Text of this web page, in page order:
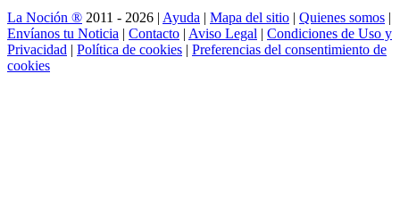
La Noción ® 2011 - 2026 | Ayuda | Mapa del sitio | Quienes somos |
Envíanos tu Noticia | Contacto | Aviso Legal | Condiciones de Uso y
Privacidad | Política de cookies | Preferencias del consentimiento de
cookies